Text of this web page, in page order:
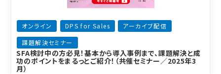
オンライン DPS for Sales
アーカイブ配信
課題解決セミナー
SFA検討中の方必見！基本から導入事例まで、課題解決と成
功のポイントをまるっとご紹介！（共催セミナー／2025年3
月）